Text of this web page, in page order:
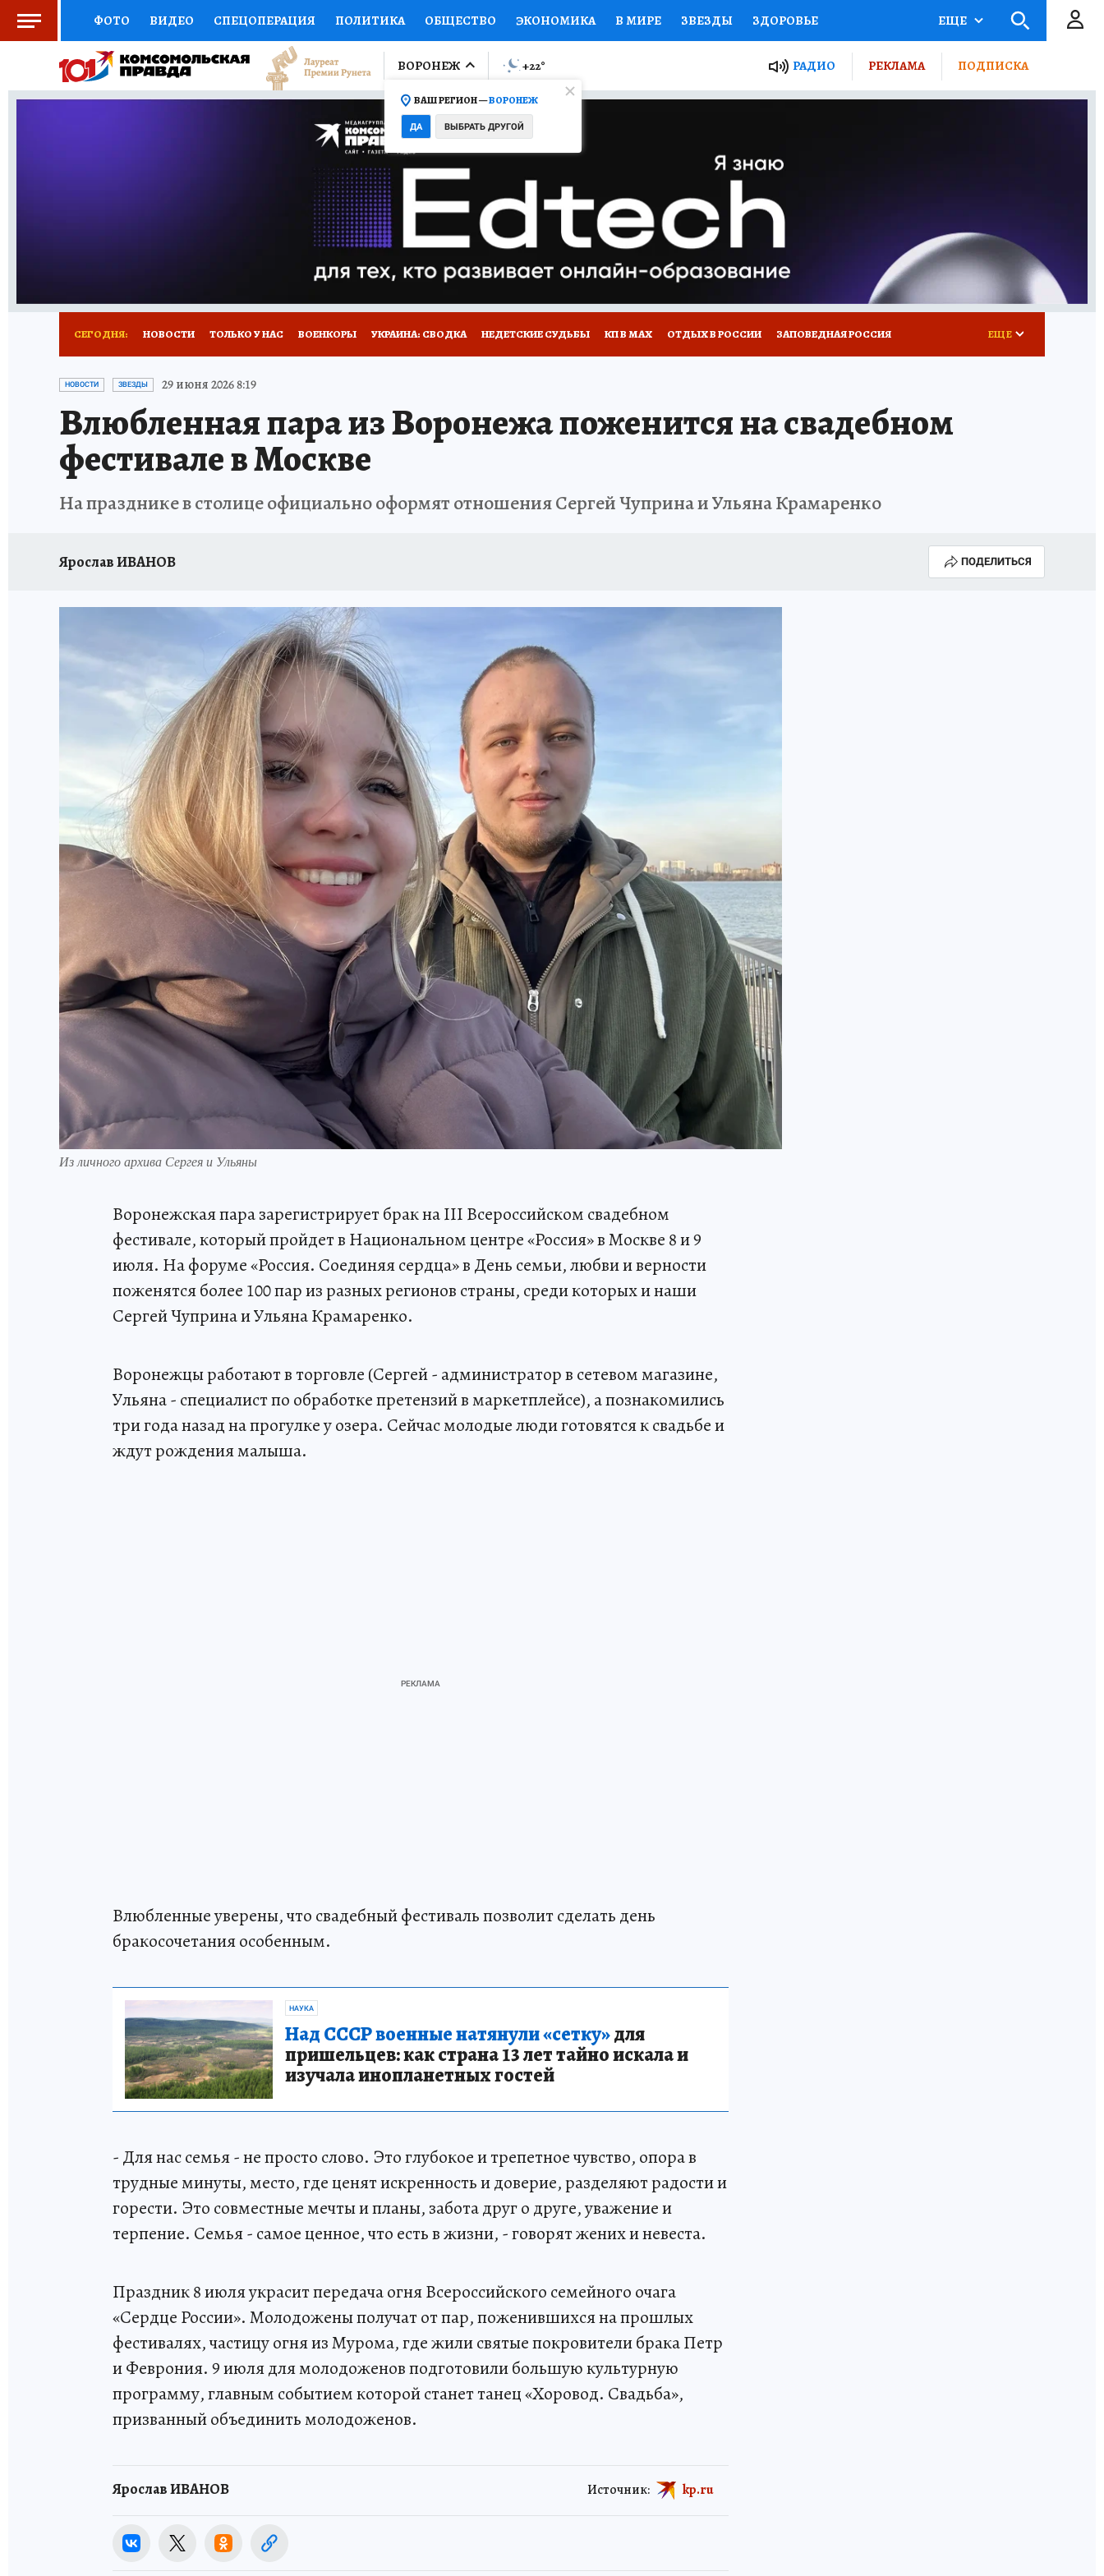
ФОТО ВИДЕО СПЕЦОПЕРАЦИЯ ПОЛИТИКА ОБЩЕСТВО ЭКОНОМИКА В МИРЕ ЗВЕЗДЫ ЗДОРОВЬЕ
СОЦПОДДЕРЖКА НАУКА СПОРТ КОЛУМНИСТЫ ПРОИСШЕСТВИЯ НАЦИОНАЛЬНЫЕ ПРОЕКТЫ РОССИИ
ВЫБОР ЭКСПЕРТОВ ДОКТОР ФИНАНСЫ ОТКРЫВАЕМ МИР Я ЗНАЮ СЕМЬЯ ЖЕНСКИЕ СЕКРЕТЫ ПУТЕВОДИТЕЛЬ
ПРОГНОЗЫ НА СПОРТ ПРОМОКОДЫ СЕРИАЛЫ
ТЕЛЕВИЗОР КОЛЛЕКЦИИ КОНКУРСЫ ГИД ПОТРЕБИТЕЛЯ
НОВОЕ НА САЙТЕ
ЕЩЕ
ВОРОНЕЖ
ВАШ РЕГИОН —ВОРОНЕЖ
ДА ВЫБРАТЬ ДРУГОЙ
+22° РАДИО РЕКЛАМА ПОДПИСКА
СЕГОДНЯ: НОВОСТИ ТОЛЬКО У НАС ВОЕНКОРЫ УКРАИНА: СВОДКА НЕДЕТСКИЕ СУДЬБЫ КП В МАХ ОТДЫХ В РОССИИ ЗАПОВЕДНАЯ РОССИЯ
ПРОИСШЕСТВИЯ АФИША
ЕЩЕ
НОВОСТИ ЗВЕЗДЫ 29 июня 2026 8:19
Влюбленная пара из Воронежа поженится на свадебном
фестивале в Москве
На празднике в столице официально оформят отношения Сергей Чуприна и Ульяна Крамаренко
Ярослав ИВАНОВ ПОДЕЛИТЬСЯ
Из личного архива Сергея и Ульяны
Воронежская пара зарегистрирует брак на III Всероссийском свадебном
фестивале, который пройдет в Национальном центре «Россия» в Москве 8 и 9
июля. На форуме «Россия. Соединяя сердца» в День семьи, любви и верности
поженятся более 100 пар из разных регионов страны, среди которых и наши
Сергей Чуприна и Ульяна Крамаренко.
Воронежцы работают в торговле (Сергей - администратор в сетевом магазине,
Ульяна - специалист по обработке претензий в маркетплейсе), а познакомились
три года назад на прогулке у озера. Сейчас молодые люди готовятся к свадьбе и
ждут рождения малыша.
Влюбленные уверены, что свадебный фестиваль позволит сделать день
бракосочетания особенным.
НАУКА
Над СССР военные натянули «сетку»для
пришельцев: как страна 13 лет тайно искала и
изучала инопланетных гостей
- Для нас семья - не просто слово. Это глубокое и трепетное чувство, опора в
трудные минуты, место, где ценят искренность и доверие, разделяют радости и
горести. Это совместные мечты и планы, забота друг о друге, уважение и
терпение. Семья - самое ценное, что есть в жизни, - говорят жених и невеста.
Праздник 8 июля украсит передача огня Всероссийского семейного очага
«Сердце России». Молодожены получат от пар, поженившихся на прошлых
фестивалях, частицу огня из Мурома, где жили святые покровители брака Петр
и Феврония. 9 июля для молодоженов подготовили большую культурную
программу, главным событием которой станет танец «Хоровод. Свадьба»,
призванный объединить молодоженов.
Ярослав ИВАНОВ Источник: kp.ru